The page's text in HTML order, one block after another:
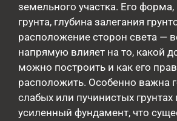
земельного участка. Его форма,
грунта, глубина залегания
расположение сторон света —
напрямую влияет на то, какой
можно построить и как его
расположить. Особенно важна
слабых или пучинистых грунтах
усиленный фундамент, что